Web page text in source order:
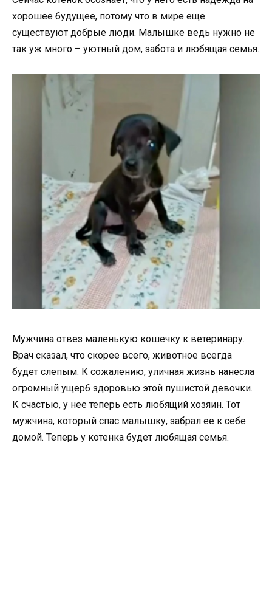
хорошее будущее, потому что в мире еще
существуют добрые люди. Малышке ведь нужно не
так уж много – уютный дом, забота и любящая семья.
Мужчина отвез маленькую кошечку к ветеринару.
Врач сказал, что скорее всего, животное всегда
будет слепым. К сожалению, уличная жизнь нанесла
огромный ущерб здоровью этой пушистой девочки.
К счастью, у нее теперь есть любящий хозяин. Тот
мужчина, который спас малышку, забрал ее к себе
домой. Теперь у котенка будет любящая семья.